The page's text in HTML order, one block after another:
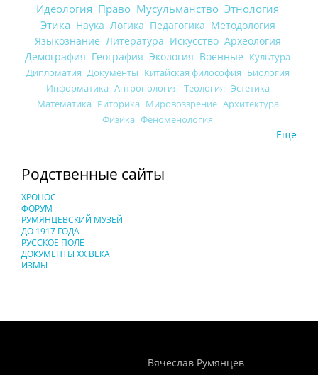
Идеология Право Мусульманство Этнология
Этика Наука Логика Педагогика Методология
Языкознание Литература Искусство Археология
Демография География Экология Военные Культура
Дипломатия Документы Китайская философия Биология
Информатика Антропология Теология Эстетика
Математика Риторика Мировоззрение Архитектура
Физика Феноменология
Еще
Родственные сайты
ХРОНОС
ФОРУМ
РУМЯНЦЕВСКИЙ МУЗЕЙ
ДО 1917 ГОДА
РУССКОЕ ПОЛЕ
ДОКУМЕНТЫ XX ВЕКА
ИЗМЫ
Вячеслав Румянцев